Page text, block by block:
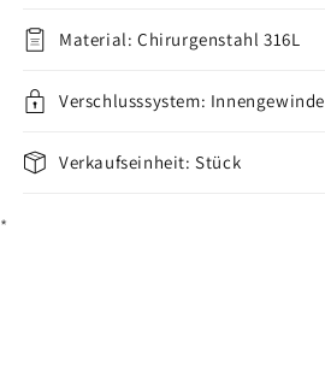
Material: Chirurgenstahl 316L
Verschlusssystem: Innengewinde
Verkaufseinheit: Stück
*